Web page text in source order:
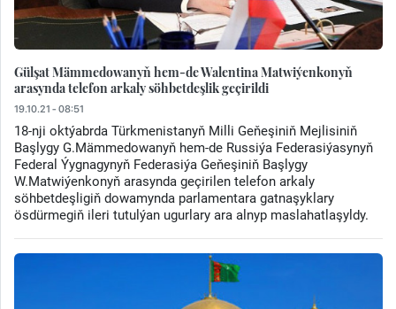
Gülşat Mämmedowanyň hem-de Walentina Matwiýenkonyň
arasynda telefon arkaly söhbetdeşlik geçirildi
19.10.21 - 08:51
18-nji oktýabrda Türkmenistanyň Milli Geňeşiniň Mejlisiniň
Başlygy G.Mämmedowanyň hem-de Russiýa Federasiýasynyň
Federal Ýygnagynyň Federasiýa Geňeşiniň Başlygy
W.Matwiýenkonyň arasynda geçirilen telefon arkaly
söhbetdeşligiň dowamynda parlamentara gatnaşyklary
ösdürmegiň ileri tutulýan ugurlary ara alnyp maslahatlaşyldy.